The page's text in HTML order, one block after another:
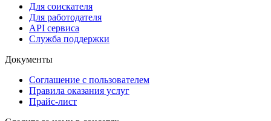
Для соискателя
Для работодателя
API сервиса
Служба поддержки
Документы
Соглашение с пользователем
Правила оказания услуг
Прайс-лист